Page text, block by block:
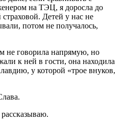
на ТЭЦ, я доросла до
страховой. Детей у нас не
потом не получалось,
не говорила напрямую, но
к ней в гости, она находила
у которой «трое внуков,